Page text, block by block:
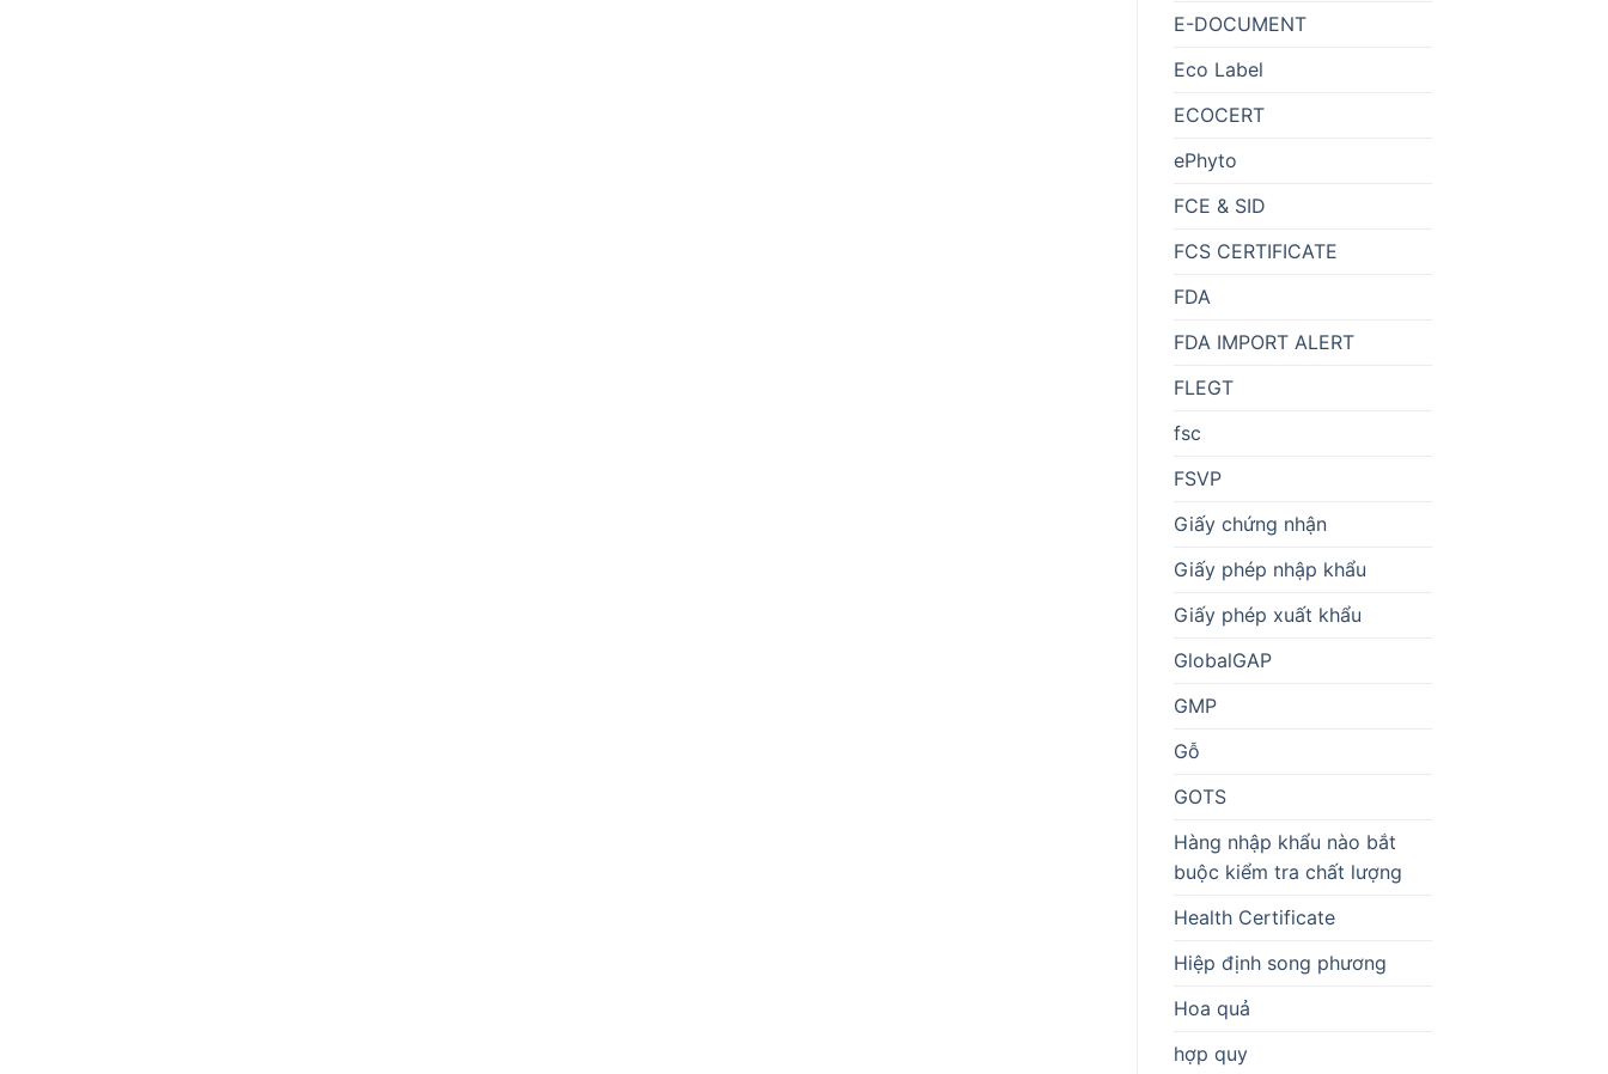
E-DOCUMENT
Eco Label
ECOCERT
ePhyto
FCE & SID
FCS CERTIFICATE
FDA
FDA IMPORT ALERT
FLEGT
fsc
FSVP
Giấy chứng nhận
Giấy phép nhập khẩu
Giấy phép xuất khẩu
GlobalGAP
GMP
Gỗ
GOTS
Hàng nhập khẩu nào bắt
buộc kiểm tra chất lượng
Health Certificate
Hiệp định song phương
Hoa quả
hợp quy